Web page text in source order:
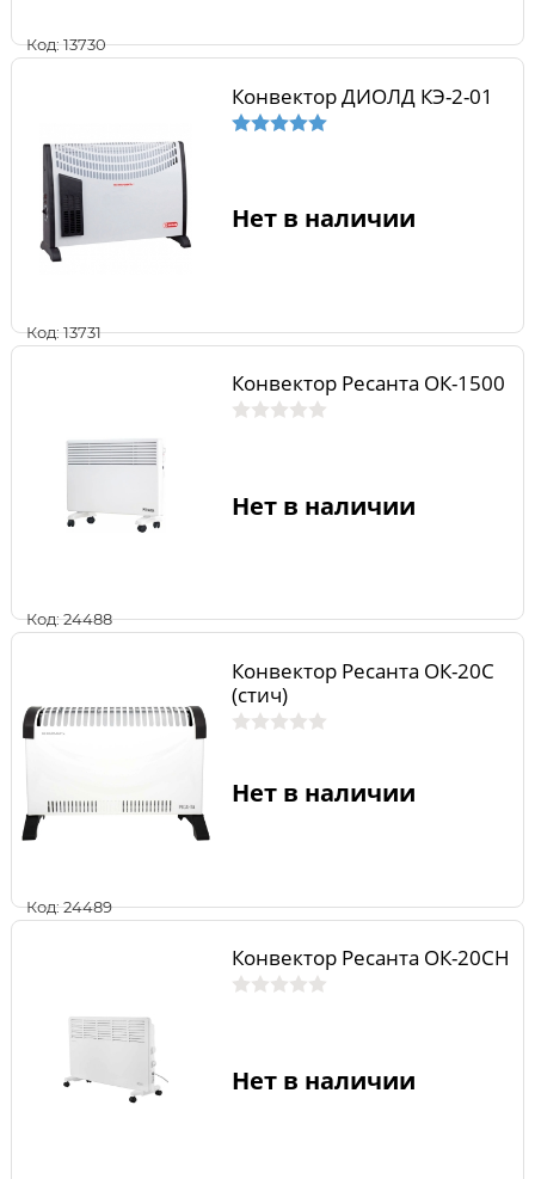
Код: 13730
Код: 13731
Конвектор ДИОЛД КЭ-2-01
Нет в наличии
Код: 24488
Конвектор Ресанта ОК-1500
Нет в наличии
Код: 24489
Конвектор Ресанта ОК-20С
(стич)
Нет в наличии
Конвектор Ресанта ОК-20СН
Нет в наличии